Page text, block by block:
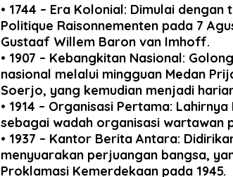
• ​ 1744 – Era Kolonial: Dimulai
Politique Raisonnementen pada 7
Gustaaf Willem Baron van Imhoff.
• ​1907 – Kebangkitan Nasional:
nasional melalui mingguan Medan
Soerjo, yang kemudian menjadi
• ​1914 – Organisasi Pertama:
sebagai wadah organisasi wartawan
• ​1937 – Kantor Berita Antara:
menyuarakan perjuangan bangsa,
Proklamasi Kemerdekaan pada 1945.